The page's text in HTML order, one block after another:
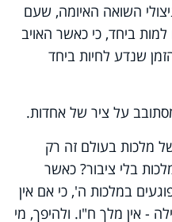
השואה האיומה, שעם
ביחד, כי כאשר האויב
שנדע לחיות ביחד
על ציר של אחדות.
מלכות בעולם זה רק
בלי ציבור? כאשר
במלכות ה', כי אם אין
- אין מלך ח"ו. ולהיפך, מי